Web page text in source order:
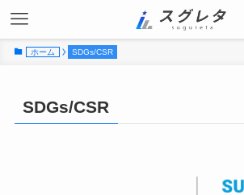
ホーム SDGs/CSR
SDGs/CSR